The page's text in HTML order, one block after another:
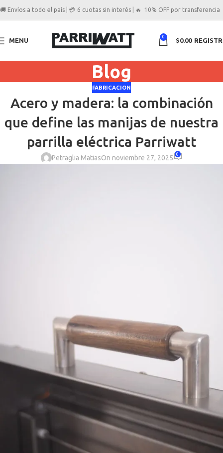
🚚 Envíos a todo el país | 💳 6 cuotas sin interés | 🔥 10% OFF por transferencia
MENU
0
$0.00
Blog
FABRICACION
Acero y madera: la combinación
que define las manijas de nuestra
parrilla eléctrica Parriwatt
Petraglia MatiasOn noviembre 27, 2025 0